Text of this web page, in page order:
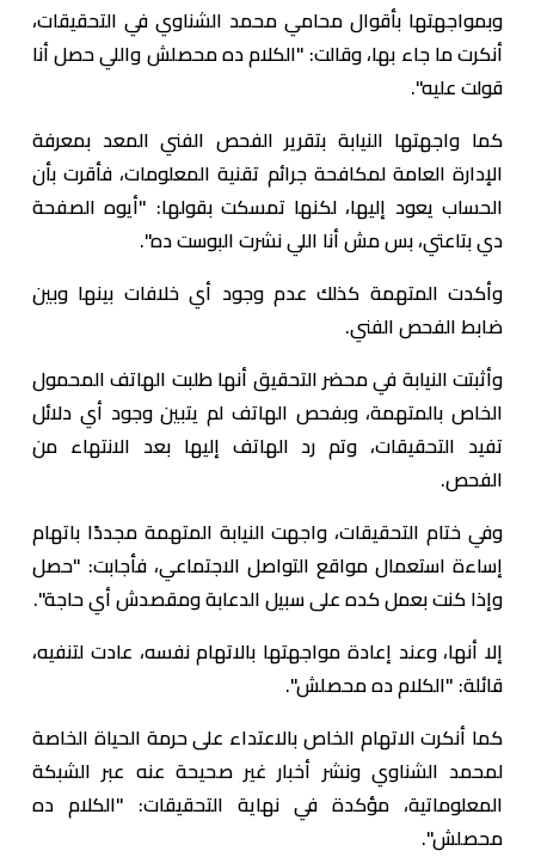
وبمواجهتها بأقوال محامي محمد الشناوي في التحقيقات،
أنكرت ما جاء بها، وقالت: "الكلام ده محصلش واللي حصل أنا
قولت عليه".
كما واجهتها النيابة بتقرير الفحص الفني المعد بمعرفة
الإدارة العامة لمكافحة جرائم تقنية المعلومات، فأقرت بأن
الحساب يعود إليها، لكنها تمسكت بقولها: "أيوه الصفحة
دي بتاعتي، بس مش أنا اللي نشرت البوست ده".
وأكدت المتهمة كذلك عدم وجود أي خلافات بينها وبين
ضابط الفحص الفني.
وأثبتت النيابة في محضر التحقيق أنها طلبت الهاتف المحمول
الخاص بالمتهمة، وبفحص الهاتف لم يتبين وجود أي دلائل
تفيد التحقيقات، وتم رد الهاتف إليها بعد الانتهاء من
الفحص.
وفي ختام التحقيقات، واجهت النيابة المتهمة مجددًا باتهام
إساءة استعمال مواقع التواصل الاجتماعي، فأجابت: "حصل
وإذا كنت بعمل كده على سبيل الدعابة ومقصدش أي حاجة".
إلا أنها، وعند إعادة مواجهتها بالاتهام نفسه، عادت لتنفيه،
قائلة: "الكلام ده محصلش".
كما أنكرت الاتهام الخاص بالاعتداء على حرمة الحياة الخاصة
لمحمد الشناوي ونشر أخبار غير صحيحة عنه عبر الشبكة
المعلوماتية، مؤكدة في نهاية التحقيقات: "الكلام ده
محصلش".